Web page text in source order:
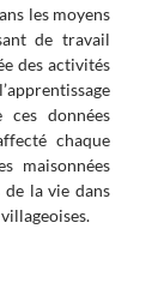
les moyens
de travail
des activités
données
chaque
maisonnées
la vie dans